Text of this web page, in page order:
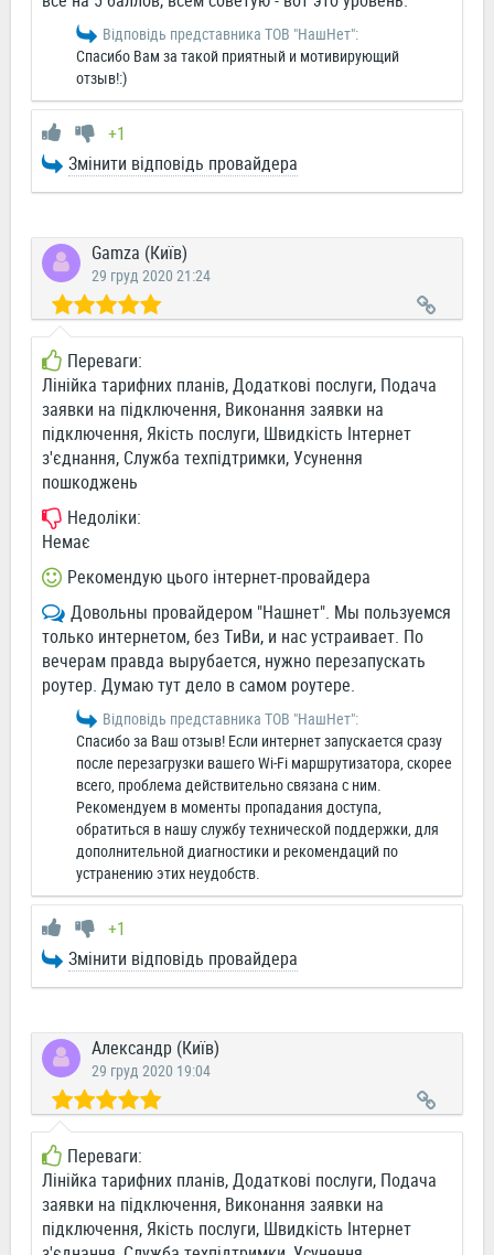
Відповідь представника ТОВ "НашНет":
Спасибо Вам за такой приятный и мотивирующий
отзыв!:)
+1
Змінити відповідь провайдера
Gamza (Київ)
29 груд 2020 21:24
Переваги:
Лінійка тарифних планів, Додаткові послуги, Подача
заявки на підключення, Виконання заявки на
підключення, Якість послуги, Швидкість Інтернет
з'єднання, Служба техпідтримки, Усунення
пошкоджень
Недоліки:
Немає
Рекомендую цього інтернет-провайдера
Довольны провайдером "Нашнет". Мы пользуемся
только интернетом, без ТиВи, и нас устраивает. По
вечерам правда вырубается, нужно перезапускать
роутер. Думаю тут дело в самом роутере.
Відповідь представника ТОВ "НашНет":
Спасибо за Ваш отзыв! Если интернет запускается сразу
после перезагрузки вашего Wi-Fi маршрутизатора, скорее
всего, проблема действительно связана с ним.
Рекомендуем в моменты пропадания доступа,
обратиться в нашу службу технической поддержки, для
дополнительной диагностики и рекомендаций по
устранению этих неудобств.
+1
Змінити відповідь провайдера
Александр (Київ)
29 груд 2020 19:04
Переваги:
Лінійка тарифних планів, Додаткові послуги, Подача
заявки на підключення, Виконання заявки на
підключення, Якість послуги, Швидкість Інтернет